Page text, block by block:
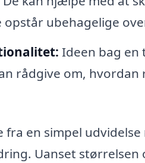
ubehagelige
Ideen bag
rådgive om,
fra en simpel
Uanset